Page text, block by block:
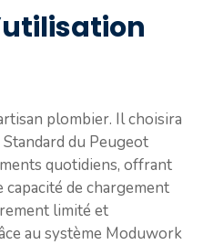
plombier. Il choisira
du Peugeot
quotidiens, offrant
de chargement
limité et
au système Moduwork